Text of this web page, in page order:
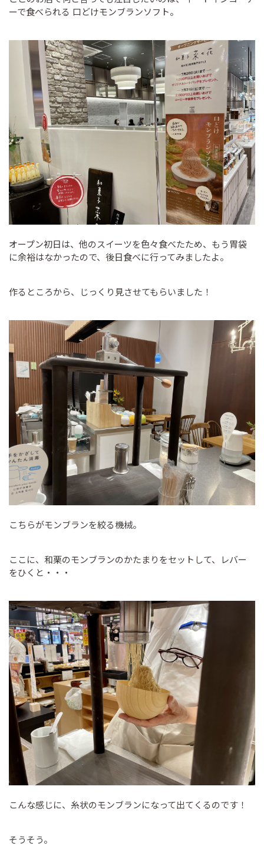
ーで食べられる 口どけモンブランソフト。
オープン初日は、他のスイーツを色々食べたため、もう胃袋
に余裕はなかったので、後日食べに行ってみましたよ。
作るところから、じっくり見させてもらいました！
こちらがモンブランを絞る機械。
ここに、和栗のモンブランのかたまりをセットして、レバー
をひくと・・・
こんな感じに、糸状のモンブランになって出てくるのです！
そうそう。